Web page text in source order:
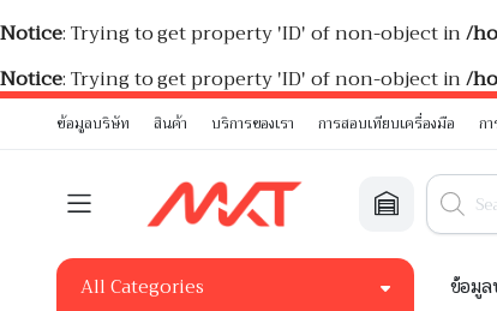
Notice: Trying to get property 'ID' of non-object in/
Notice: Trying to get property 'ID' of non-object in/
ข้อมูลบริษัท สินค้า บริการของเรา การสอบเทียบเครื่องมือ ก
All Categories ข้อมู